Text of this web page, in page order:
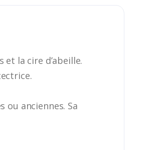
et la cire d’abeille.
anciennes. Sa